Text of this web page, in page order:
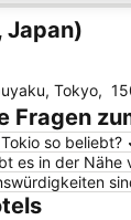
Japan)
Tokyo,
Fragen
so beliebt?
es in der Nähe